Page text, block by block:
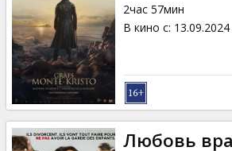
2час 57мин
В кино с: 13.09.2024
Любовь